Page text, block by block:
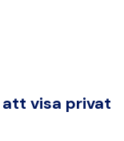
visa privat